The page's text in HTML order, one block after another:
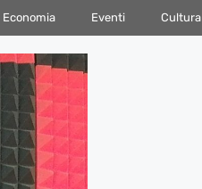
Economia Eventi Cultura